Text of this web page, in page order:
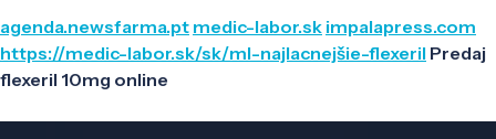
agenda.newsfarma.pt medic-labor.sk impalapress.com
https://medic-labor.sk/sk/ml-najlacnejšie-flexeril Predaj
flexeril 10mg online